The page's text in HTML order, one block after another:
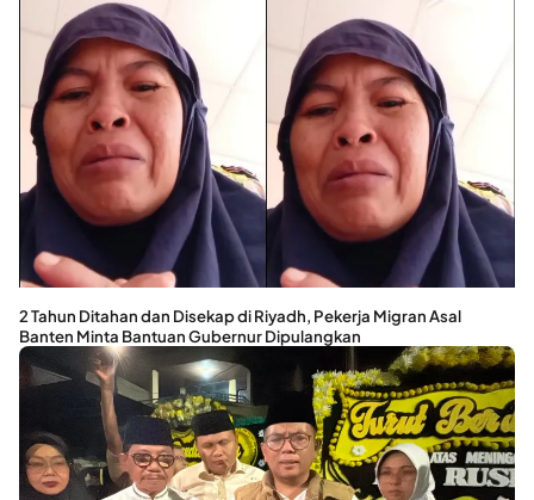
2 Tahun Ditahan dan Disekap di Riyadh, Pekerja Migran Asal
Banten Minta Bantuan Gubernur Dipulangkan